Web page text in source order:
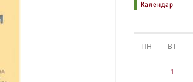
Календар
ПН ВТ
1